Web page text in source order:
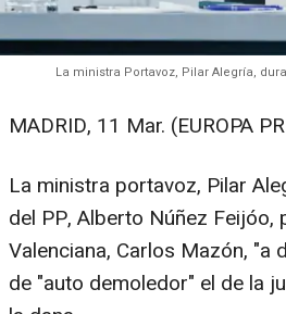
La ministra Portavoz, Pilar Alegría,
MADRID, 11 Mar. (EUROPA
La ministra portavoz, Pilar
del PP, Alberto Núñez
Valenciana, Carlos Mazón,
de "auto demoledor" el de la